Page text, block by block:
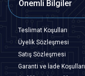
Önemli Bilgiler
Teslimat Koşulları
Üyelik Sözleşmesi
Satış Sözleşmesi
Garanti ve İade Koşulları